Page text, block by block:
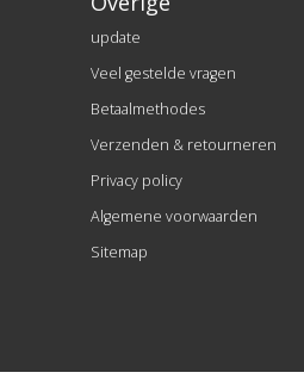
update
Veel gestelde vragen
Betaalmethodes
Verzenden & retourneren
Privacy policy
Algemene voorwaarden
Sitemap